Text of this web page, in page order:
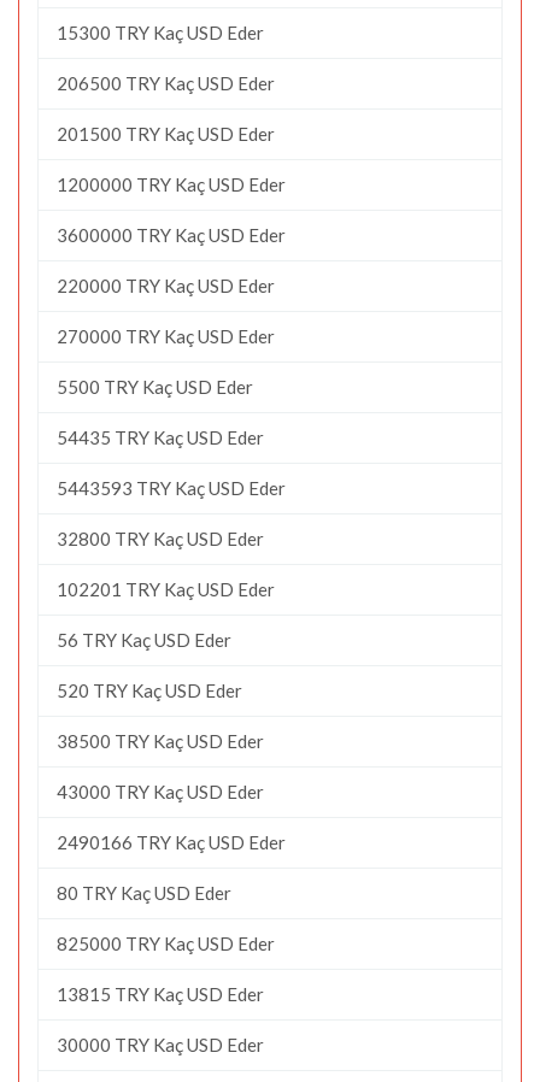
15300 TRY Kaç USD Eder
206500 TRY Kaç USD Eder
201500 TRY Kaç USD Eder
1200000 TRY Kaç USD Eder
3600000 TRY Kaç USD Eder
220000 TRY Kaç USD Eder
270000 TRY Kaç USD Eder
5500 TRY Kaç USD Eder
54435 TRY Kaç USD Eder
5443593 TRY Kaç USD Eder
32800 TRY Kaç USD Eder
102201 TRY Kaç USD Eder
56 TRY Kaç USD Eder
520 TRY Kaç USD Eder
38500 TRY Kaç USD Eder
43000 TRY Kaç USD Eder
2490166 TRY Kaç USD Eder
80 TRY Kaç USD Eder
825000 TRY Kaç USD Eder
13815 TRY Kaç USD Eder
30000 TRY Kaç USD Eder